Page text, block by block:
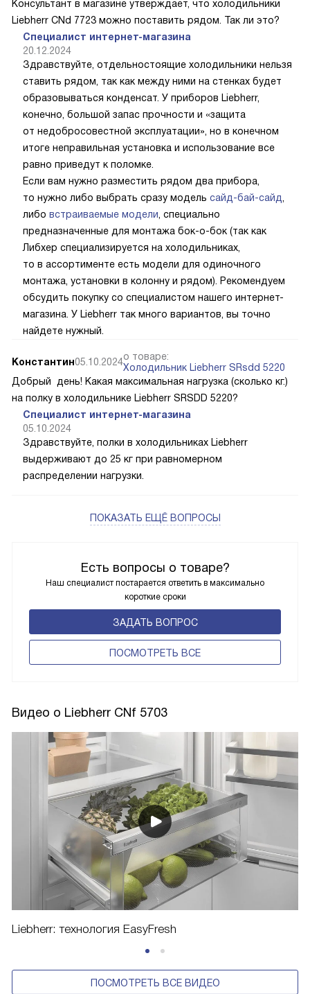
Есть вопросы о товаре?
Наш специалист постарается ответить в максимально
короткие сроки
ЗАДАТЬ ВОПРОС
ПОCМОТРЕТЬ ВСЕ
Консультант в магазине утверждает, что холодильники
Liebherr CNd 7723 можно поставить рядом. Так ли это?
Специалист интернет-магазина
20.12.2024
Здравствуйте, отдельностоящие холодильники нельзя
ставить рядом, так как между ними на стенках будет
образовываться конденсат. У приборов Liebherr,
конечно, большой запас прочности и «защита
от недобросовестной эксплуатации», но в конечном
итоге неправильная установка и использование все
равно приведут к поломке.
Если вам нужно разместить рядом два прибора,
то нужно либо выбрать сразу модель сайд-бай-сайд,
либо встраиваемые модели, специально
предназначенные для монтажа бок-о-бок (так как
Либхер специализируется на холодильниках,
то в ассортименте есть модели для одиночного
монтажа, установки в колонну и рядом). Рекомендуем
обсудить покупку со специалистом нашего интернет-
магазина. У Liebherr так много вариантов, вы точно
найдете нужный.
Константин05.10.2024о товаре:
Холодильник Liebherr SRsdd 5220
Добрый день! Какая максимальная нагрузка (сколько кг.)
на полку в холодильнике Liebherr SRSDD 5220?
Специалист интернет-магазина
05.10.2024
Здравствуйте, полки в холодильниках Liebherr
выдерживают до 25 кг при равномерном
распределении нагрузки.
ПОКАЗАТЬ ЕЩЁ ВОПРОСЫ
Видео о Liebherr CNf 5703
Liebherr: технология EasyFresh
ПОСМОТРЕТЬ ВСЕ ВИДЕО